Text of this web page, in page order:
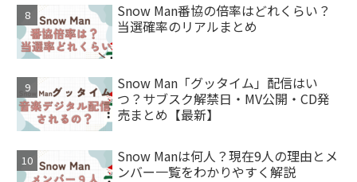
Snow Man番協の倍率はどれくらい？
当選確率のリアルまとめ
Snow Man「グッタイム」配信はい
つ？サブスク解禁日・MV公開・CD発
売まとめ【最新】
Snow Manは何人？現在9人の理由とメ
ンバー一覧をわかりやすく解説